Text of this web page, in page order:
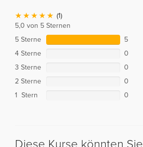
(1)
5,0 von 5 Sternen
5 Sterne
5
4 Sterne
0
3 Sterne
0
2 Sterne
0
1 Stern
0
Diese Kurse könnten Sie